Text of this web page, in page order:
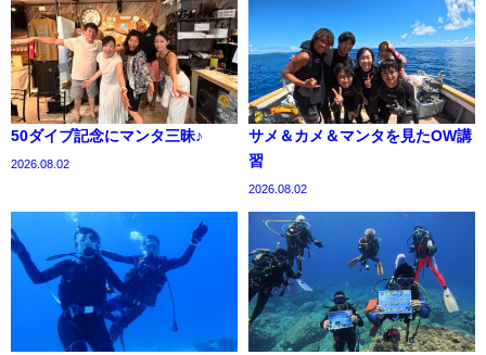
50ダイブ記念にマンタ三昧♪
2026.08.02
サメ＆カメ＆マンタを見たOW講
習
2026.08.02